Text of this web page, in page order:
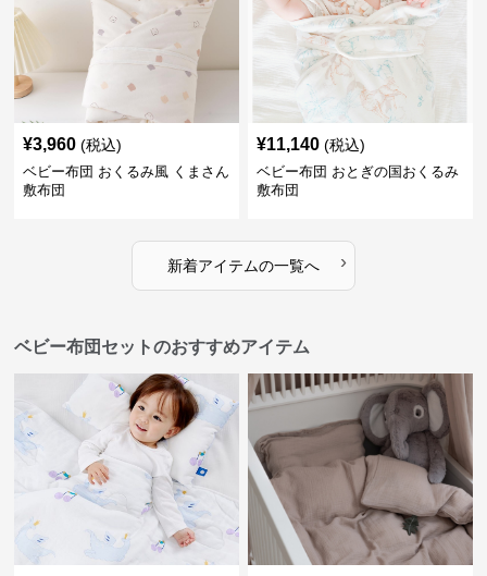
¥3,960 (税込)
ベビー布団 おくるみ風 くまさん
敷布団
¥11,140 (税込)
ベビー布団 おとぎの国おくるみ
敷布団
新着アイテムの一覧へ ›
ベビー布団セットのおすすめアイテム